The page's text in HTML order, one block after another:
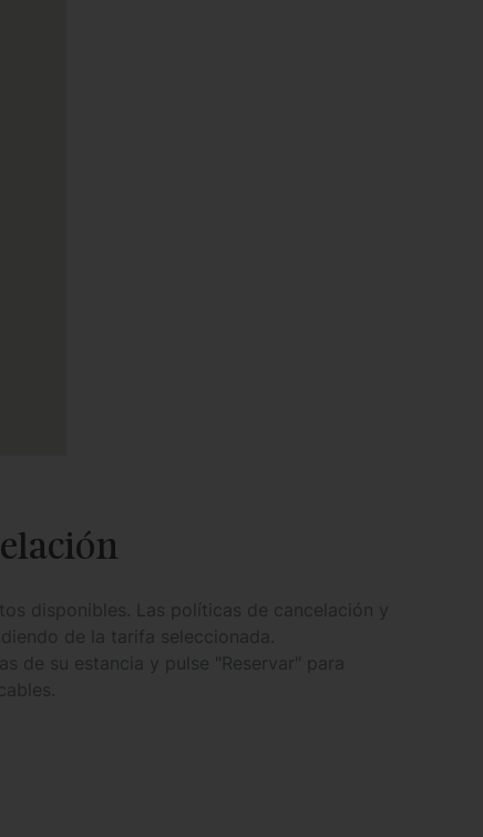
disponibles. Las políticas de cancelación y
de la tarifa seleccionada.
de su estancia y pulse "Reservar" para